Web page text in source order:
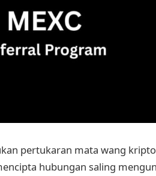
pertukaran mata wang
hubungan saling